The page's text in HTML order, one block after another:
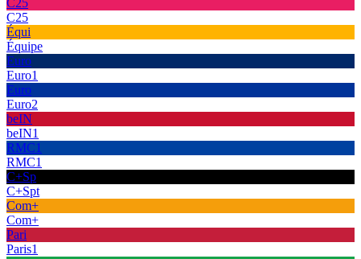
C25
C25
Équi
Équipe
Euro
Euro1
Euro
Euro2
beIN
beIN1
RMC1
RMC1
C+Sp
C+Spt
Com+
Com+
Pari
Paris1